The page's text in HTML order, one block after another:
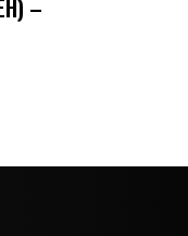
–